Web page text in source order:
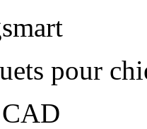
pour